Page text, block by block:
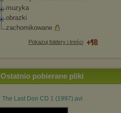
muzyka
obrazki
zachomikowane
Pokazuj foldery i treści
Ostatnio pobierane pliki
The Last Don CD 1 (1997).avi